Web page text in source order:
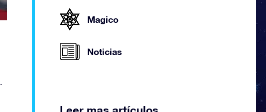
Magico
Noticias